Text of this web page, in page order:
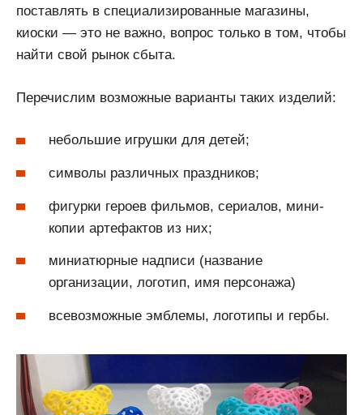
поставлять в специализированные магазины,
киоски — это не важно, вопрос только в том, чтобы
найти свой рынок сбыта.
Перечислим возможные варианты таких изделий:
небольшие игрушки для детей;
символы различных праздников;
фигурки героев фильмов, сериалов, мини-
копии артефактов из них;
миниатюрные надписи (название
организации, логотип, имя персонажа)
всевозможные эмблемы, логотипы и гербы.